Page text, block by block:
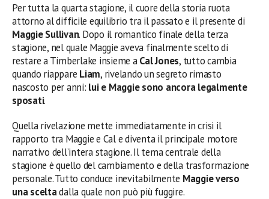
Per tutta la quarta stagione, il cuore della storia ruota
attorno al difficile equilibrio tra il passato e il presente di
Maggie Sullivan. Dopo il romantico finale della terza
stagione, nel quale Maggie aveva finalmente scelto di
restare a Timberlake insieme aCal Jones, tutto cambia
quando riappare Liam, rivelando un segreto rimasto
nascosto per anni: lui e Maggie sono ancora legalmente
sposati.
Quella rivelazione mette immediatamente in crisi il
rapporto tra Maggie e Cal e diventa il principale motore
narrativo dell’intera stagione. Il tema centrale della
stagione è quello del cambiamento e della trasformazione
personale. Tutto conduce inevitabilmente Maggie verso
una sceltadalla quale non può più fuggire.